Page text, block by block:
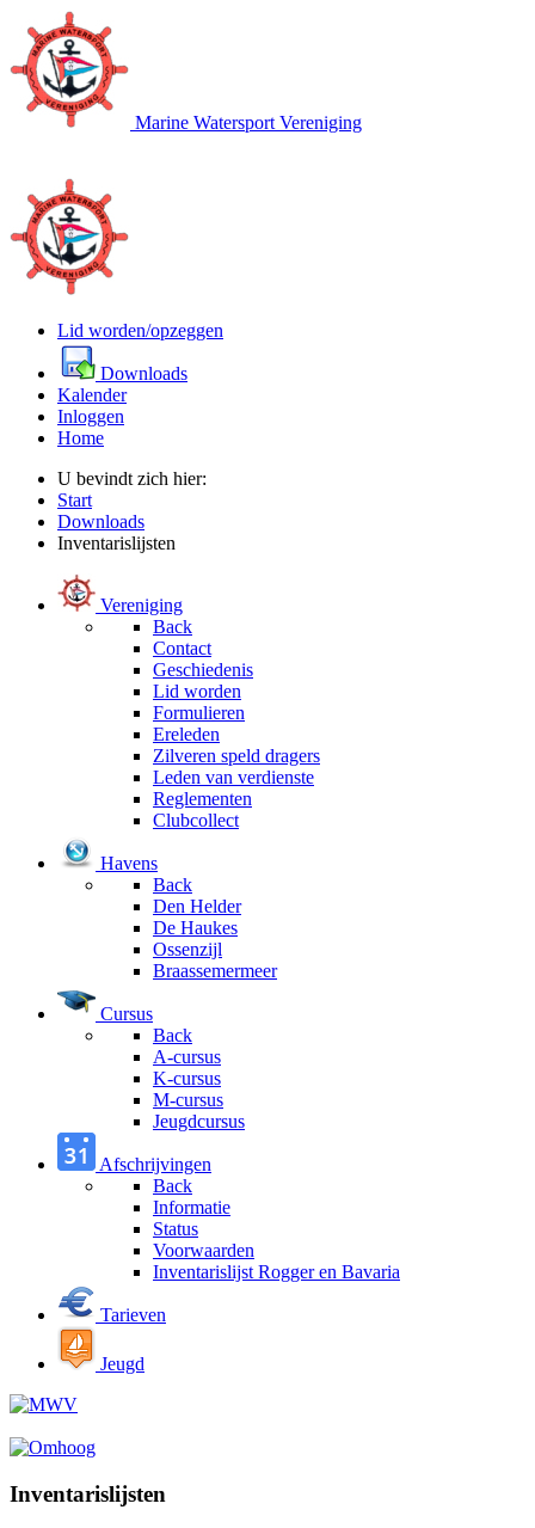
Marine Watersport Vereniging
Lid worden/opzeggen
Downloads
Kalender
Inloggen
Home
U bevindt zich hier:
Start
Downloads
Inventarislijsten
Vereniging
Back
Contact
Geschiedenis
Lid worden
Formulieren
Ereleden
Zilveren speld dragers
Leden van verdienste
Reglementen
Clubcollect
Havens
Back
Den Helder
De Haukes
Ossenzijl
Braassemermeer
Cursus
Back
A-cursus
K-cursus
M-cursus
Jeugdcursus
Afschrijvingen
Back
Informatie
Status
Voorwaarden
Inventarislijst Rogger en Bavaria
Tarieven
Jeugd
Inventarislijsten